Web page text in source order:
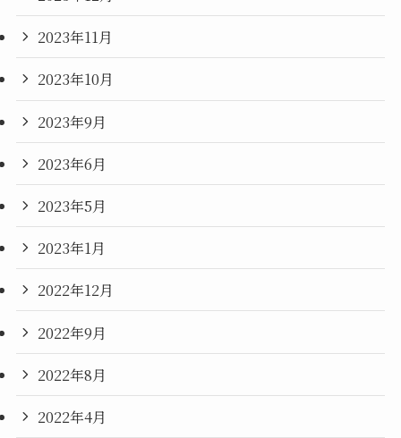
2023年11月
2023年10月
2023年9月
2023年6月
2023年5月
2023年1月
2022年12月
2022年9月
2022年8月
2022年4月